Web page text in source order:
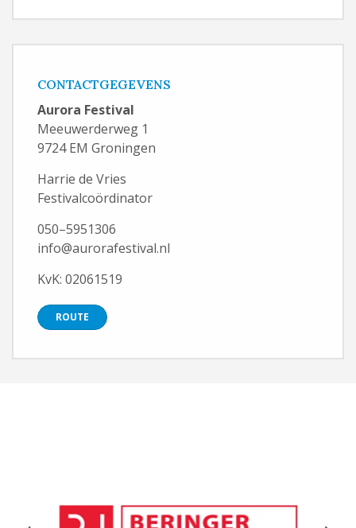
CONTACTGEGEVENS
Aurora Festival
Meeuwerderweg 1
9724 EM Groningen
Harrie de Vries
Festivalcoördinator
050–5951306
info@aurorafestival.nl
KvK: 02061519
ROUTE